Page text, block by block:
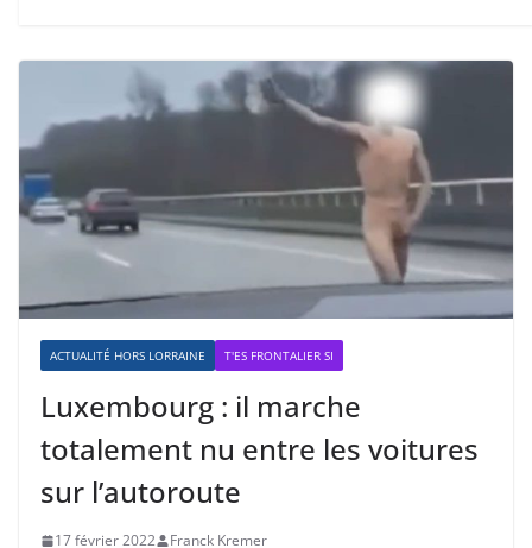
ACTUALITÉ HORS LORRAINE T'ES FRONTALIER SI
Luxembourg : il marche
totalement nu entre les voitures
sur l’autoroute
17 février 2022 Franck Kremer